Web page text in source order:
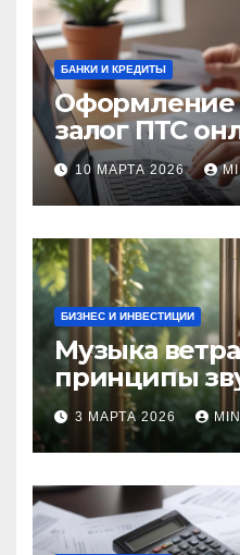
БАНКИ И КРЕДИТЫ
Оформление
залог ПТС
без визита в
требования
10 МАРТА 2026
БИЗНЕС И ИНВЕСТИЦИИ
Музыка
принципы
3 МАРТА 2026